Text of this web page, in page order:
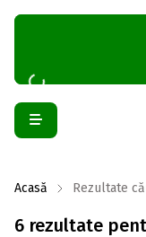
Acasă Rezultate
6 rezultate